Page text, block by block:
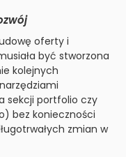
oferty i
być stworzona
kolejnych
sekcji portfolio czy
bez konieczności
zmian w